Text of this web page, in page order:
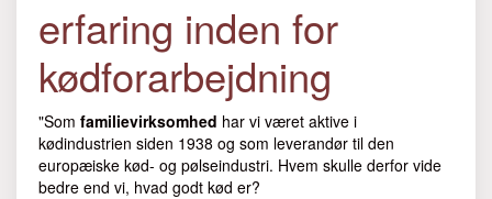
erfaring inden for
kødforarbejdning
"Som familievirksomhed har vi været aktive i
kødindustrien siden 1938 og som leverandør til den
europæiske kød- og pølseindustri. Hvem skulle derfor vide
bedre end vi, hvad godt kød er?